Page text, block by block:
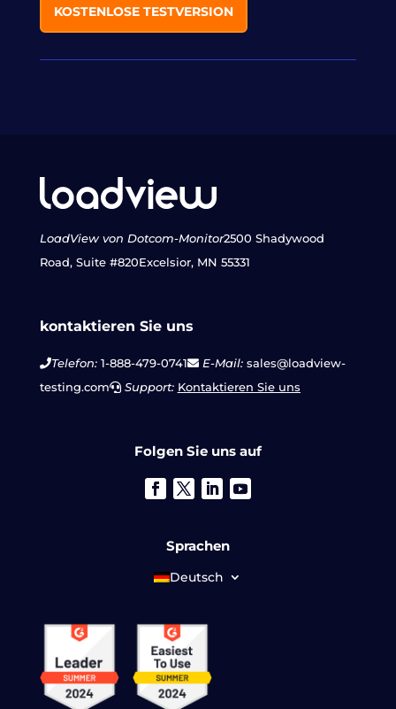
KOSTENLOSE TESTVERSION
LoadView von Dotcom-Monitor2500 Shadywood
Road, Suite #820Excelsior, MN 55331
kontaktieren Sie uns
Telefon:1-888-479-0741 E-Mail:sales@loadview-
testing.com
Support: Kontaktieren Sie uns
Folgen Sie uns auf
Sprachen
Deutsch